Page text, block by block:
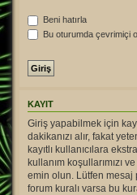
Beni hatırla
Bu oturumda çevrimiçi
KAYIT
Giriş yapabilmek için
dakikanızı alır, fakat
kayıtlı kullanıcılara
kullanım koşullarımızı
emin olun. Lütfen
forum kuralı varsa bu